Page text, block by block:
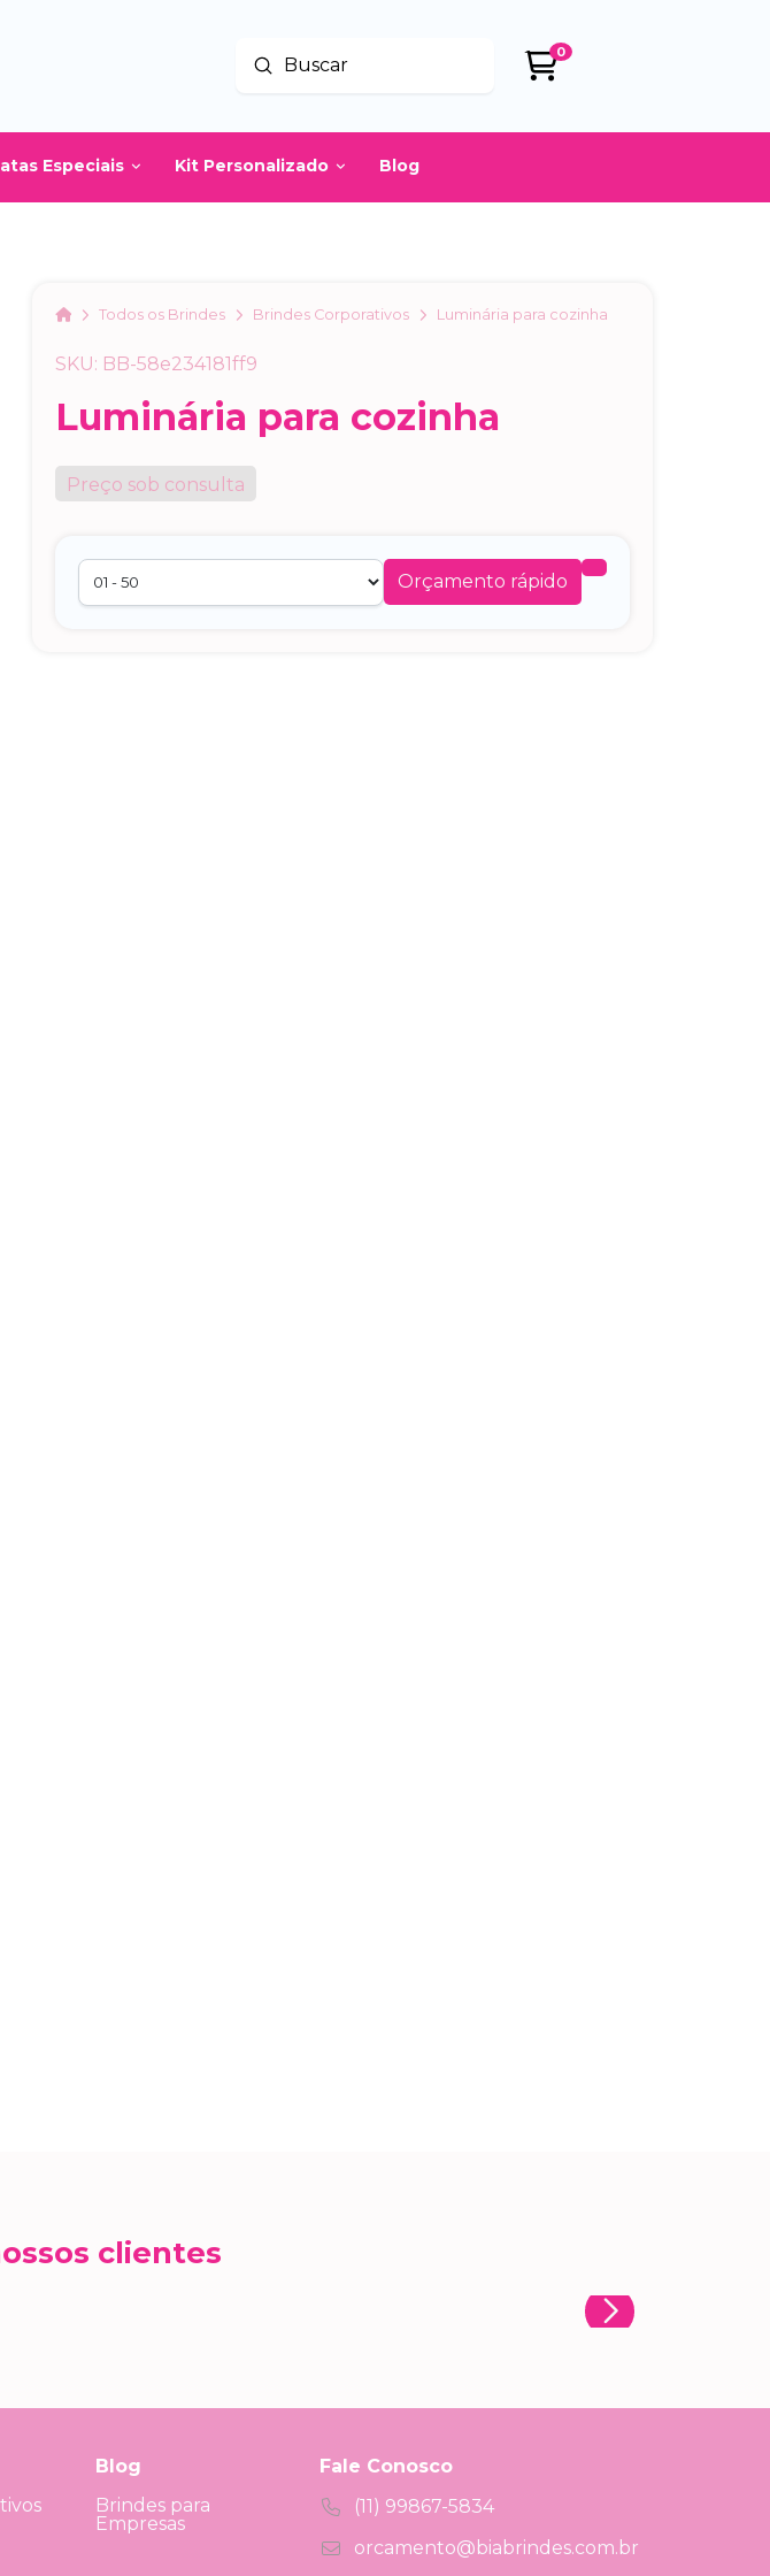
Buscar
Enviar
0
Especiais Kit Personalizado Blog
HomeTodos os Brindes Brindes Corporativos Luminária para cozinha
SKU: BB-58e234181ff9
Luminária para cozinha
Preço sob consulta
Orçamento rápido
clientes
Blog
Brindes para
Empresas
Fale Conosco
(11) 99867-5834
orcamento@biabrindes.com.br
a proteger e respeitar sua
preferências a qualquer